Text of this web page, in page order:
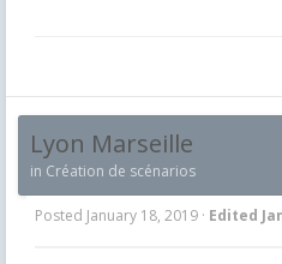
Lyon Marseille
in Création de scénarios
Posted January 18, 2019 · Edited